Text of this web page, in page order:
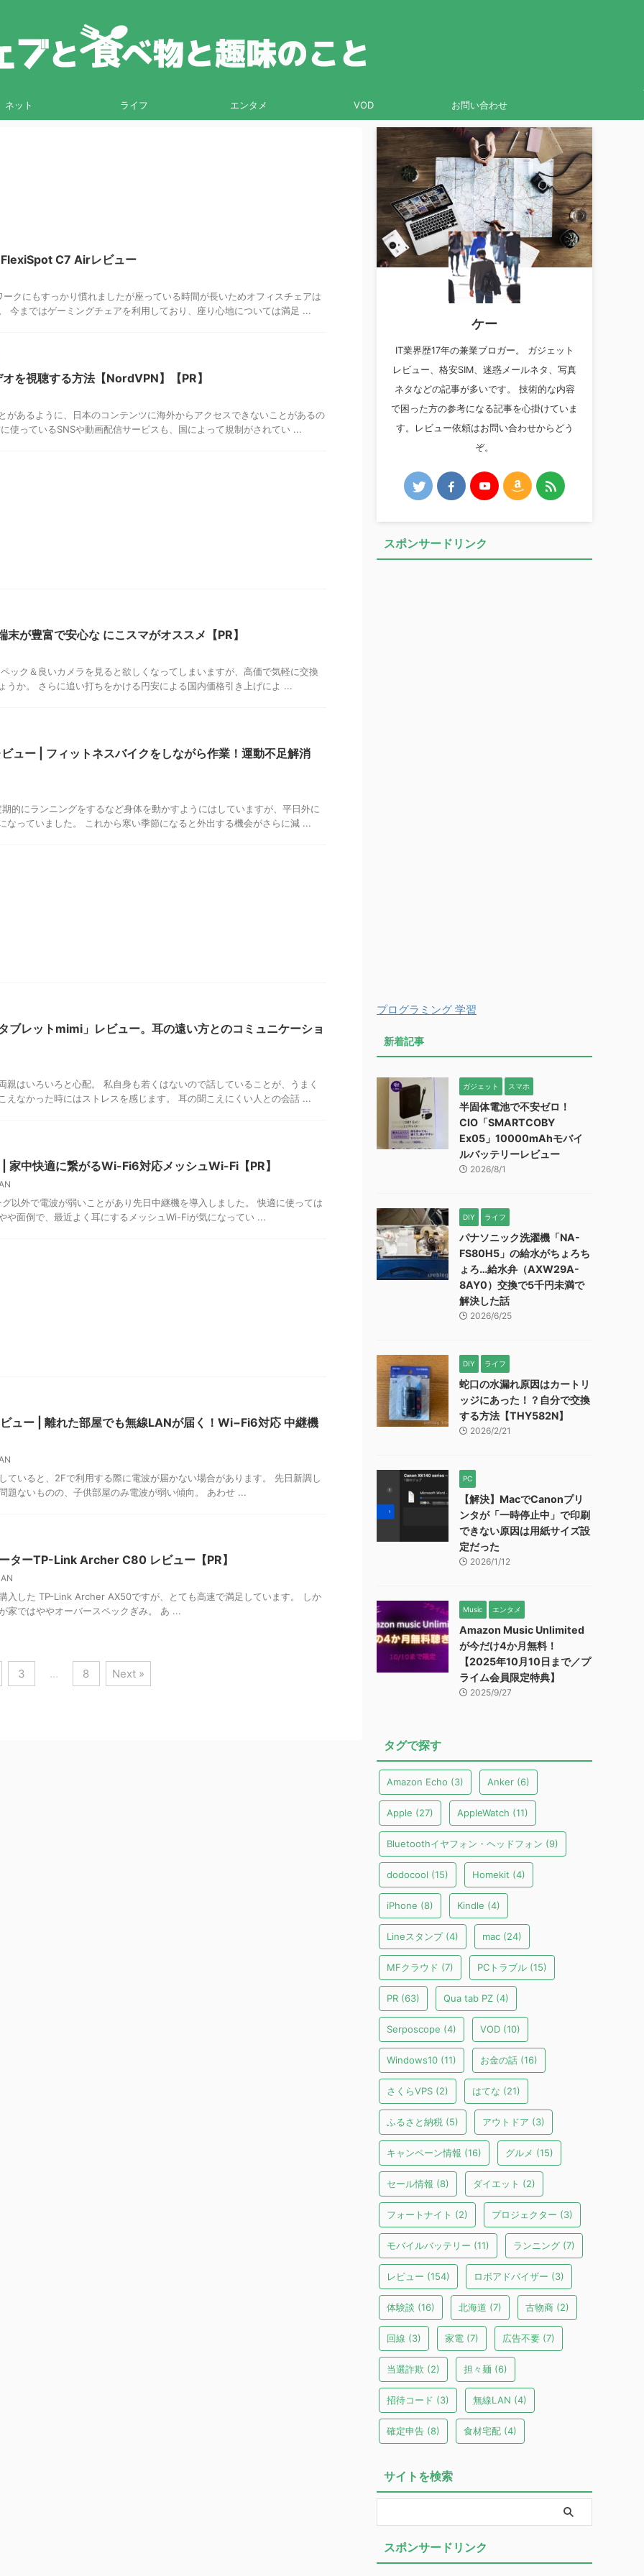
ネット ライフ エンタメ VOD お問い合わせ
C7 Airレビュー
クにもすっかり慣れましたが座っている時間が長いためオフィスチェアは
今まではゲーミングチェアを利用しており、座り心地については満足 ...
を視聴する方法【NordVPN】【PR】
があるように、日本のコンテンツに海外からアクセスできないことがあるの
使っているSNSや動画配信サービスも、国によって規制がされてい ...
が豊富で安心な にこスマがオススメ【PR】
ック＆良いカメラを見ると欲しくなってしまいますが、高価で気軽に交換
うか。 さらに追い打ちをかける円安による国内価格引き上げによ ...
ュー | フィットネスバイクをしながら作業！運動不足解消
的にランニングをするなど身体を動かすようにはしていますが、平日外に
なっていました。 これから寒い季節になると外出する機会がさらに減 ...
ブレットmimi」レビュー。耳の遠い方とのコミュニケーショ
親はいろいろと心配。 私自身も若くはないので話していることが、うまく
えなかった時にはストレスを感じます。 耳の聞こえにくい人との会話 ...
中快適に繋がるWi-Fi6対応メッシュWi-Fi【PR】
以外で電波が弱いことがあり先日中継機を導入しました。 快適に使っては
や面倒で、最近よく耳にするメッシュWi-Fiが気になってい ...
ュー | 離れた部屋でも無線LANが届く！Wi−Fi6対応 中継機
ていると、2Fで利用する際に電波が届かない場合があります。 先日新調し
題ないものの、子供部屋のみ電波が弱い傾向。 あわせ ...
ターTP-Link Archer C80 レビュー【PR】
入した TP-Link Archer AX50ですが、とても高速で満足しています。 しか
家ではややオーバースペックぎみ。 あ ...
3 … 8 Next »
ケー
IT業界歴17年の兼業ブロガー。 ガジェット
レビュー、格安SIM、迷惑メールネタ、写真
ネタなどの記事が多いです。 技術的な内容
で困った方の参考になる記事を心掛けていま
す。レビュー依頼はお問い合わせからどう
ぞ。
スポンサードリンク
プログラミング 学習
新着記事
ガジェット スマホ
半固体電池で不安ゼロ！
CIO「SMARTCOBY
Ex05」10000mAhモバイ
ルバッテリーレビュー
2026/8/1
DIY ライフ
パナソニック洗濯機「NA-
FS80H5」の給水がちょろち
ょろ…給水弁（AXW29A-
8AY0）交換で5千円未満で
解決した話
2026/6/25
DIY ライフ
蛇口の水漏れ原因はカートリ
ッジにあった！？自分で交換
する方法【THY582N】
2026/2/21
PC
【解決】MacでCanonプリ
ンタが「一時停止中」で印刷
できない原因は用紙サイズ設
定だった
2026/1/12
Music エンタメ
Amazon Music Unlimited
が今だけ4か月無料！
【2025年10月10日まで／プ
ライム会員限定特典】
2025/9/27
タグで探す
Amazon Echo (3) Anker (6)
Apple (27) AppleWatch (11)
Bluetoothイヤフォン・ヘッドフォン (9)
dodocool (15) Homekit (4)
iPhone (8) Kindle (4)
Lineスタンプ(4) mac (24)
MFクラウド (7) PCトラブル (15)
PR (63) Qua tab PZ (4)
Serposcope (4) VOD (10)
Windows10 (11) お金の話 (16)
さくらVPS (2) はてな (21)
ふるさと納税 (5) アウトドア (3)
キャンペーン情報 (16) グルメ (15)
セール情報 (8) ダイエット (2)
フォートナイト (2) プロジェクター (3)
モバイルバッテリー (11) ランニング (7)
レビュー (154) ロボアドバイザー (3)
体験談 (16) 北海道 (7) 古物商 (2)
回線 (3) 家電 (7) 広告不要 (7)
当選詐欺 (2) 担々麺 (6)
招待コード (3) 無線LAN (4)
確定申告 (8) 食材宅配 (4)
サイトを検索
スポンサードリンク